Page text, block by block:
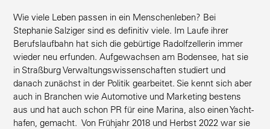
Wie viele Leben passen in ein Menschen­leben? Bei
Stephanie Salziger sind es definitiv viele. Im Laufe ihrer
Berufs­laufbahn hat sich die gebürtige Radolf­zel­lerin immer
wieder neu erfunden. Aufge­wachsen am Bodensee, hat sie
in Straßburg Verwal­tungs­wis­sen­schaften studiert und
danach zunächst in der Politik gearbeitet. Sie kennt sich aber
auch in Branchen wie Automotive und Marketing bestens
aus und hat auch schon PR für eine Marina, also einen Yacht­
hafen, gemacht. Von Frühjahr 2018 und Herbst 2022 war sie